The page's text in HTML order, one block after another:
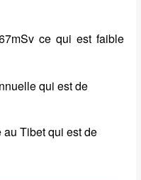
ce qui est faible
qui est de
Tibet qui est de